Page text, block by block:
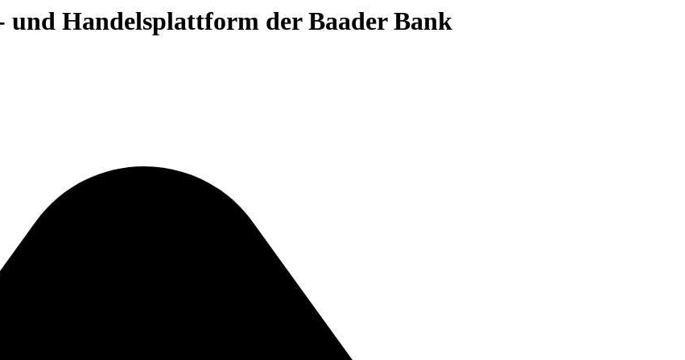
Handelsplattform der Baader Bank